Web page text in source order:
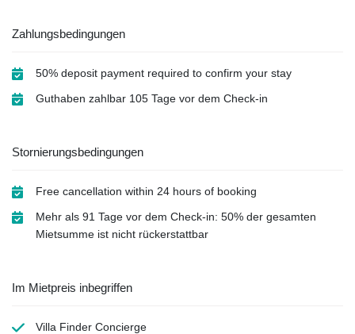
Zahlungsbedingungen
50% deposit payment required to confirm your stay
Guthaben zahlbar 105 Tage vor dem Check-in
Stornierungsbedingungen
Free cancellation within 24 hours of booking
Mehr als 91 Tage vor dem Check-in: 50% der gesamten
Mietsumme ist nicht rückerstattbar
Im Mietpreis inbegriffen
Villa Finder Concierge